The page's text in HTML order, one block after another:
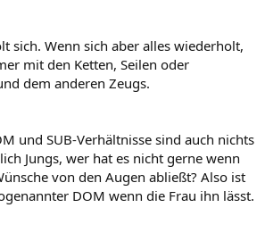
sich. Wenn sich aber alles wiederholt,
mit den Ketten, Seilen oder
dem anderen Zeugs.
und SUB-Verhältnisse sind auch nichts
Jungs, wer hat es nicht gerne wenn
von den Augen abließt? Also ist
DOM wenn die Frau ihn lässt.